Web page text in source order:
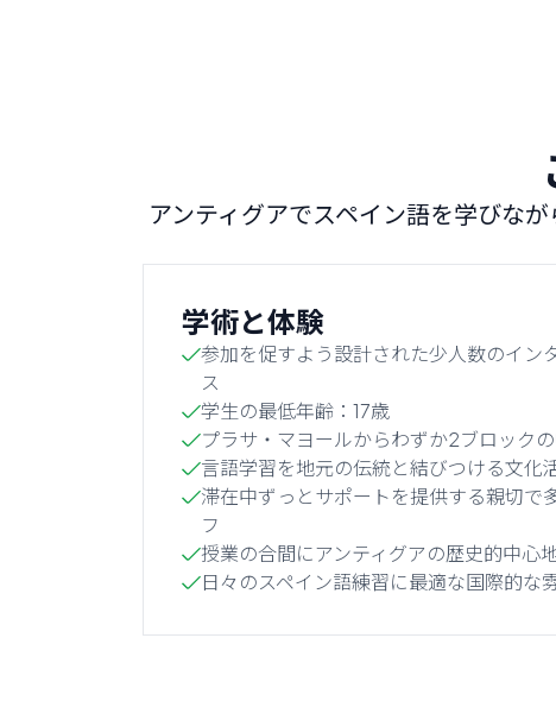
アンティグアでスペイン語を学びな
学術と体験
参加を促すよう設計された少人数のイン
ス
学生の最低年齢：17歳
プラサ・マヨールからわずか2ブロック
言語学習を地元の伝統と結びつける文化
滞在中ずっとサポートを提供する親切で
フ
授業の合間にアンティグアの歴史的中心
日々のスペイン語練習に最適な国際的な